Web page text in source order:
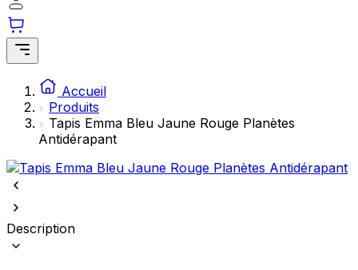
Accueil
Produits
Tapis Emma Bleu Jaune Rouge Planètes
Antidérapant
Description
comme votre langue préférée ou la région dans laquelle vous vous
trouvez.
Statistiques
Les cookies statistiques aident les propriétaires de sites web à
comprendre comment les visiteurs interagissent avec les sites en
collectant et en rapportant des informations de manière anonyme.
Marketing
précieuses pour les éditeurs et les annonceurs tiers.